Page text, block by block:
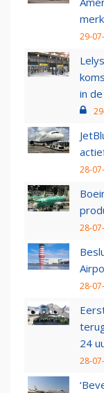
29-
in
28-
28-
28-
24
28-